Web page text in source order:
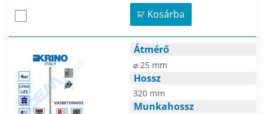
Kosárba
Átmérő
⌀ 25 mm
Hossz
320 mm
Munkahossz